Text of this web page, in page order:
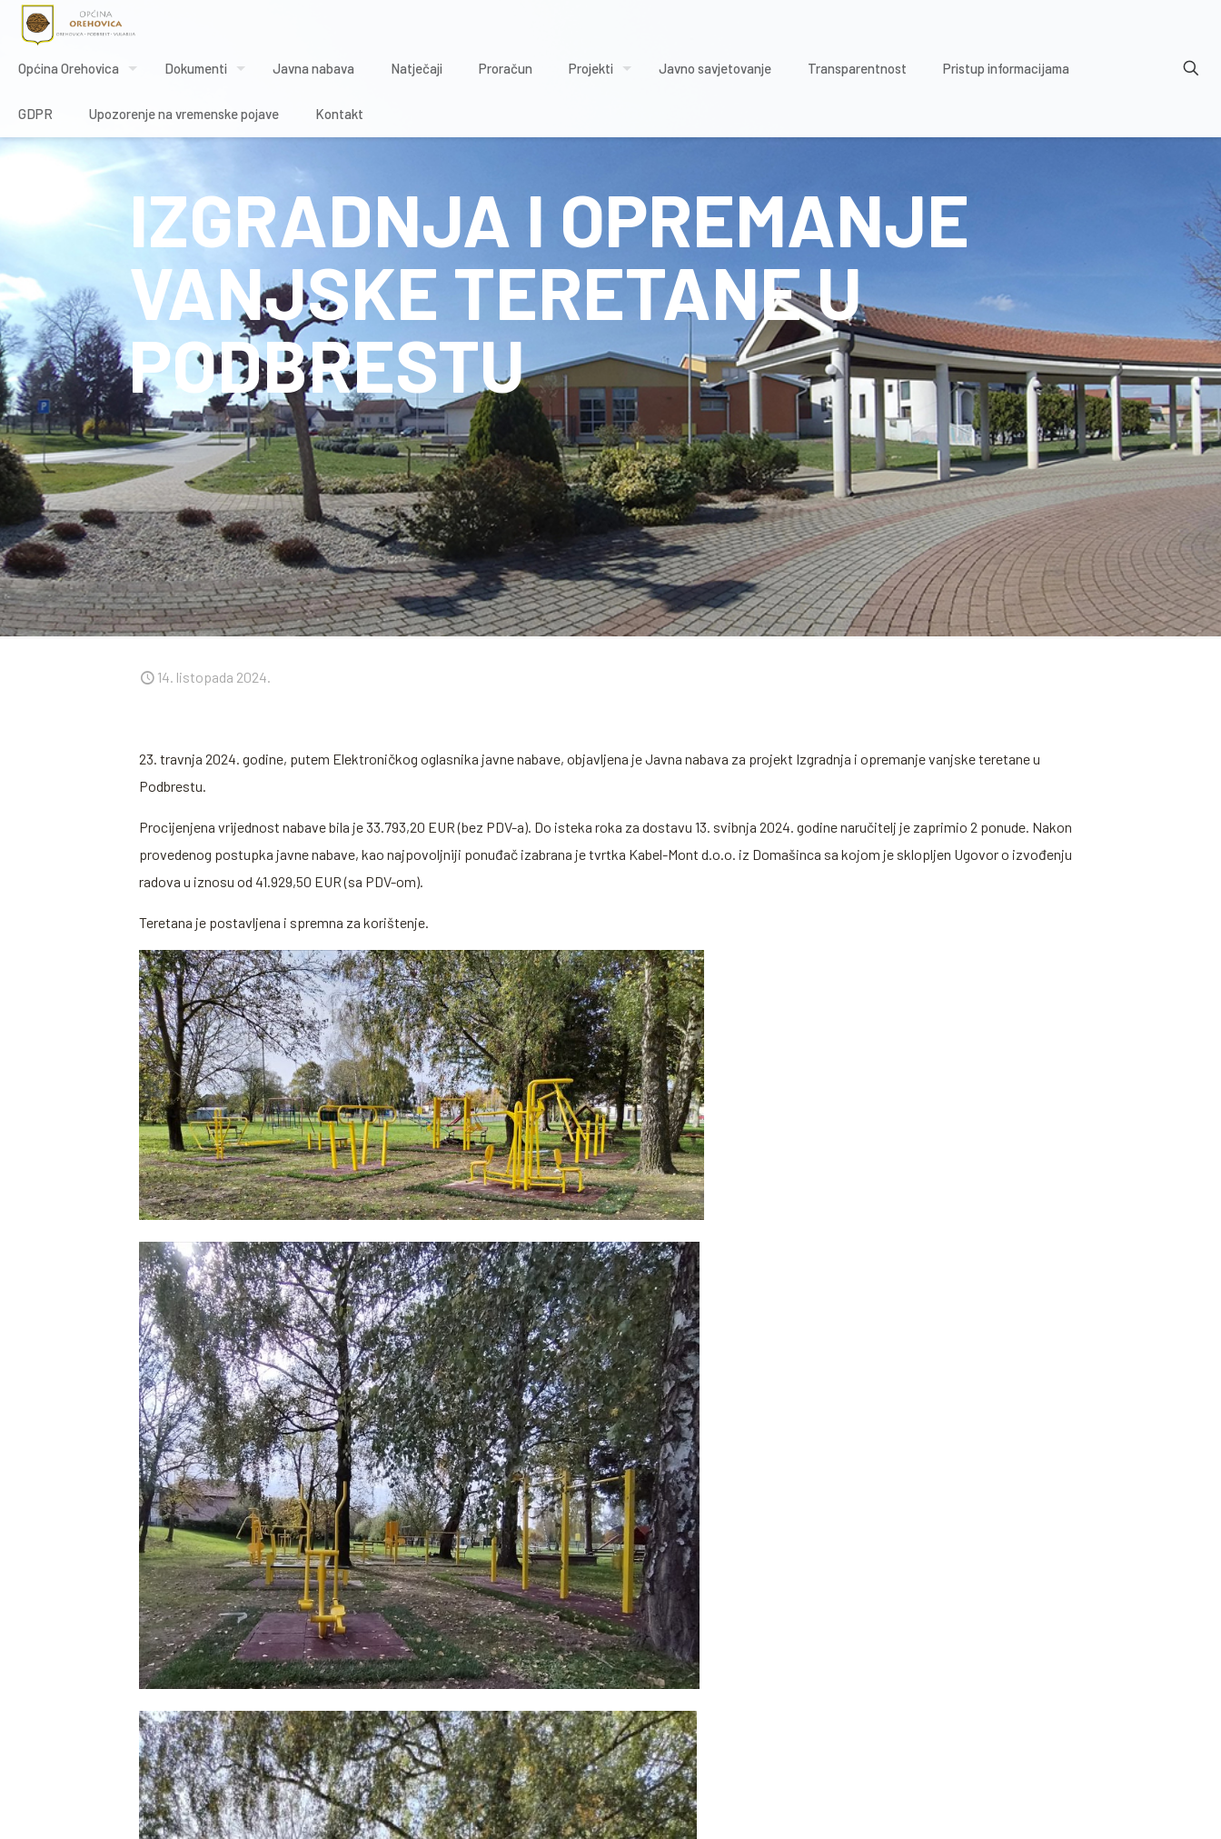
Općina Orehovica Dokumenti Javna nabava Natječaji Proračun Projekti Javno savjetovanje Transparentnost Pristup informacijama
GDPR Upozorenje na vremenske pojave Kontakt
IZGRADNJA I OPREMANJE
VANJSKE TERETANE U
PODBRESTU
14. listopada 2024.
23. travnja 2024. godine, putem Elektroničkog oglasnika javne nabave, objavljena je Javna nabava za projekt Izgradnja i opremanje vanjske teretane u
Podbrestu.
Procijenjena vrijednost nabave bila je 33.793,20 EUR (bez PDV-a). Do isteka roka za dostavu 13. svibnja 2024. godine naručitelj je zaprimio 2 ponude. Nakon
provedenog postupka javne nabave, kao najpovoljniji ponuđač izabrana je tvrtka Kabel-Mont d.o.o. iz Domašinca sa kojom je sklopljen Ugovor o izvođenju
radova u iznosu od 41.929,50 EUR (sa PDV-om).
Teretana je postavljena i spremna za korištenje.